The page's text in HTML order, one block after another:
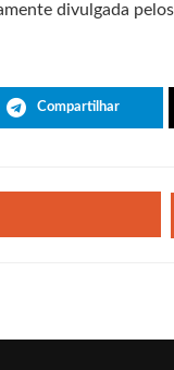
divulgada
Compartilhar